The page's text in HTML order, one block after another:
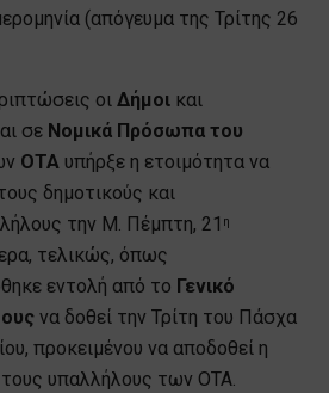
(απόγευμα της Τρίτης 26
οι Δήμοι και
σε Νομικά Πρόσωπα του
ΟΤΑ υπήρξε η ετοιμότητα να
δημοτικούς και
την Μ. Πέμπτη, 21 η
τελικώς, όπως
εντολή από το Γενικό
να δοθεί την Τρίτη του Πάσχα
προκειμένου να αποδοθεί η
υπαλλήλους των ΟΤΑ.